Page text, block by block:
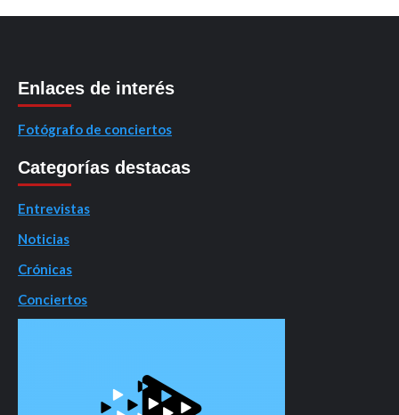
Enlaces de interés
Fotógrafo de conciertos
Categorías destacas
Entrevistas
Noticias
Crónicas
Conciertos